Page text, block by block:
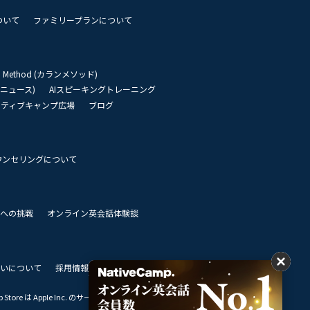
いて ファミリープランについて
Method (カランメソッド)
ュース)
AIスピーキングトレーニング
ィブキャンプ広場
ブログ
セリングについて
の挑戦 オンライン英会話体験談
について 採用情報 私達のビジョン
は Apple Inc. のサービスマークです。